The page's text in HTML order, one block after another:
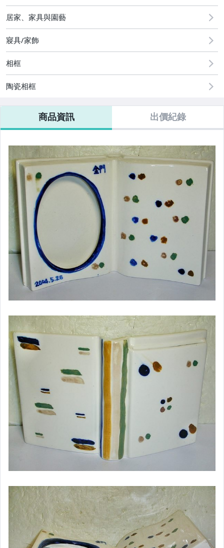
居家、家具與園藝
寢具/家飾
相框
陶瓷相框
商品資訊 出價紀錄